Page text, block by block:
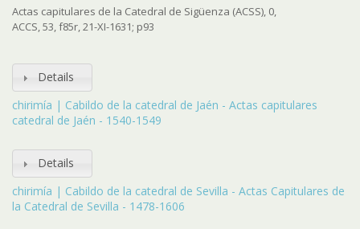
Actas capitulares de la Catedral de Sigüenza (ACSS), 0,
ACCS, 53, f85r, 21-XI-1631; p93
Details
chirimía | Cabildo de la catedral de Jaén - Actas capitulares
catedral de Jaén - 1540-1549
Details
chirimía | Cabildo de la catedral de Sevilla - Actas Capitulares de
la Catedral de Sevilla - 1478-1606